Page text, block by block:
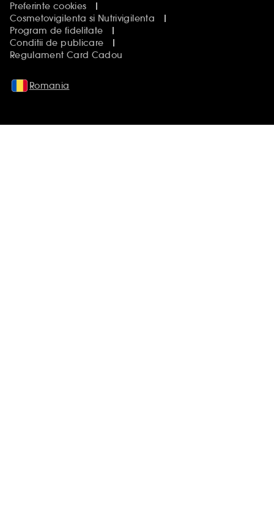
Preferinte cookies
Cosmetovigilenta si Nutrivigilenta
Program de fidelitate
Conditii de publicare
Regulament Card Cadou
Romania